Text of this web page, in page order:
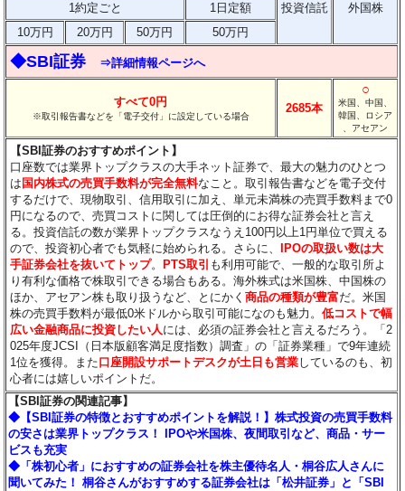
投資信託 外国株
1約定ごと
1日定額
10万円
20万円 50万円 50万円
◆SBI証券 ⇒詳細情報ページへ
すべて0円
※取引報告書などを「電子交付」に設定している場合
2685本
○
米国、中国、
韓国、ロシア
、アセアン
【SBI証券のおすすめポイント】
口座数では業界トップクラスの大手ネット証券で、最大の魅力のひとつ
は 国内株式の売買手数料が完全無料なこと。取引報告書などを電子交付
するだけで、現物取引、信用取引に加え、単元未満株の売買手数料まで0
円になるので、売買コストに関しては圧倒的にお得な証券会社と言え
る。投資信託の数が業界トップクラスなうえ100円以上1円単位で買える
ので、投資初心者でも気軽に始められる。さらに、
IPOの取扱い数は大
手証券会社を抜いてトップ。 PTS取引 も利用可能で、一般的な取引所よ
り有利な価格で株取引できる場合もある。海外株式は米国株、中国株の
ほか、アセアン株も取り扱うなど、とにかく商品の種類が豊富だ。米国
株の売買手数料が最低0米ドルから取引可能になのも魅力。低コストで幅
広い金融商品に投資したい人には、必須の証券会社と言えるだろう。「2
025年度JCSI（日本版顧客満足度指数）調査」の「証券業種」で9年連続
1位を獲得。また口座開設サポートデスクが土日も営業しているのも、初
心者には嬉しいポイントだ。
【SBI証券の関連記事】
◆【SBI証券の特徴とおすすめポイントを解説！】株式投資の売買手数料
の安さは業界トップクラス！ IPOや米国株、夜間取引など、商品・サー
ビスも充実
◆「株初心者」におすすめの証券会社を株主優待名人・桐谷広人さんに
聞いてみた！ 桐谷さんがおすすめする証券会社は「松井証券」と「SBI